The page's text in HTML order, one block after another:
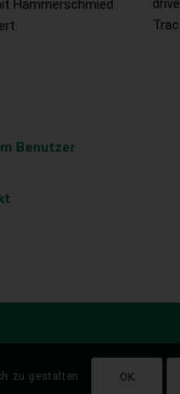
Hammerschmied
Benutzer
zu gestalten. OK